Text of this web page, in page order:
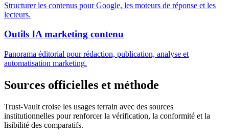
Structurer les contenus pour Google, les moteurs de réponse et les
lecteurs.
Outils IA marketing contenu
Panorama éditorial pour rédaction, publication, analyse et
automatisation marketing.
Sources officielles et méthode
Trust-Vault croise les usages terrain avec des sources
institutionnelles pour renforcer la vérification, la conformité et la
lisibilité des comparatifs.